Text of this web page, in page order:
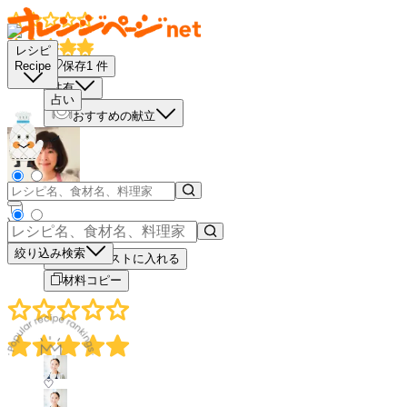
レシピ
Recipe
占い
絞り込み検索
保存1 件
共有
おすすめの献立
－
＋
買い物リストに入れる
材料コピー